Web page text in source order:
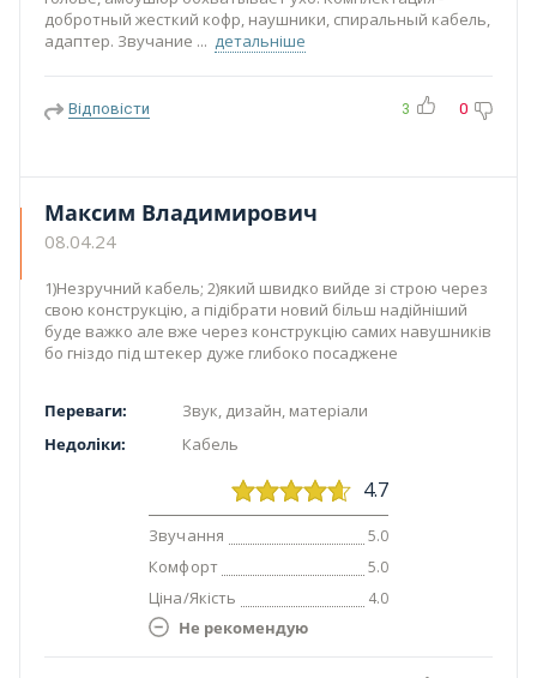
добротный жесткий кофр, наушники, спиральный кабель,
адаптер. Звучание
детальніше
Відповісти 3 0
Максим Владимирович
08.04.24
1)Незручний кабель; 2)який швидко вийде зі строю через
свою конструкцію, а підібрати новий більш надійніший
буде важко але вже через конструкцію самих навушників
бо гніздо під штекер дуже глибоко посаджене
Переваги:
Звук, дизайн, матеріали
Недоліки:
Кабель
4.7
Звучання 5.0
Комфорт 5.0
Ціна/Якість 4.0
Не рекомендую